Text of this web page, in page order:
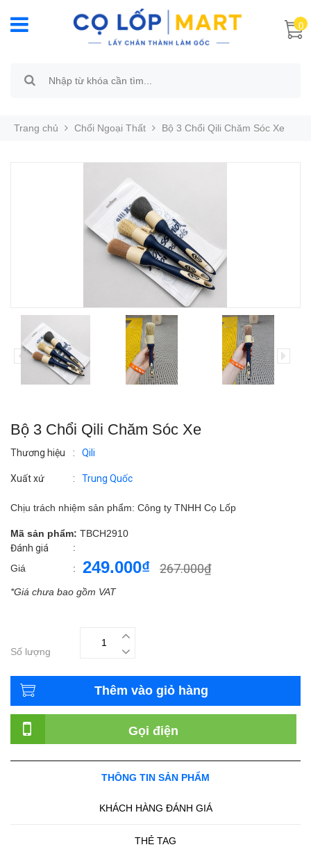
0
Trang chủ Chổi Ngoại Thất Bộ 3 Chổi Qili Chăm Sóc Xe
Bộ 3 Chổi Qili Chăm Sóc Xe
Thương hiệu : Qili
Xuất xứ : Trung Quốc
Chịu trách nhiệm sản phẩm: Công ty TNHH Cọ Lốp
Mã sản phẩm: TBCH2910
Đánh giá
:
Giá
: 249.000₫ 267.000₫
*Giá chưa bao gồm VAT
Số lượng
Thêm vào giỏ hàng
Gọi điện
THÔNG TIN SẢN PHẨM
KHÁCH HÀNG ĐÁNH GIÁ
THẺ TAG